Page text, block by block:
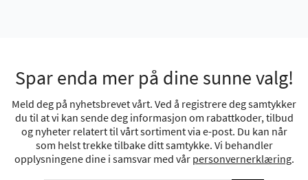
Spar enda mer på dine sunne valg!
Meld deg på nyhetsbrevet vårt. Ved å registrere deg samtykker
du til at vi kan sende deg informasjon om rabattkoder, tilbud
og nyheter relatert til vårt sortiment via e-post. Du kan når
som helst trekke tilbake ditt samtykke. Vi behandler
opplysningene dine i samsvar med vår personvernerklæring.